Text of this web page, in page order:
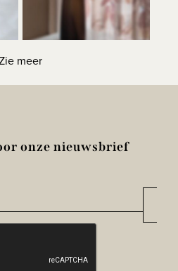
meer
onze nieuwsbrief